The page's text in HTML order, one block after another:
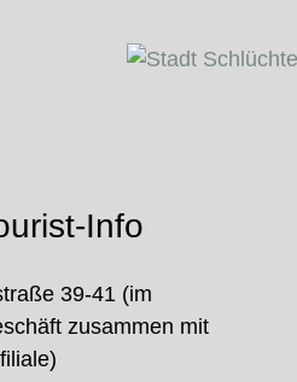
Info
39-41 (im
zusammen mit